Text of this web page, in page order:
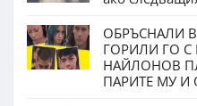
ОБРЪСНАЛИ
ГОРИЛИ ГО
НАЙЛОНОВ
ПАРИТЕ МУ